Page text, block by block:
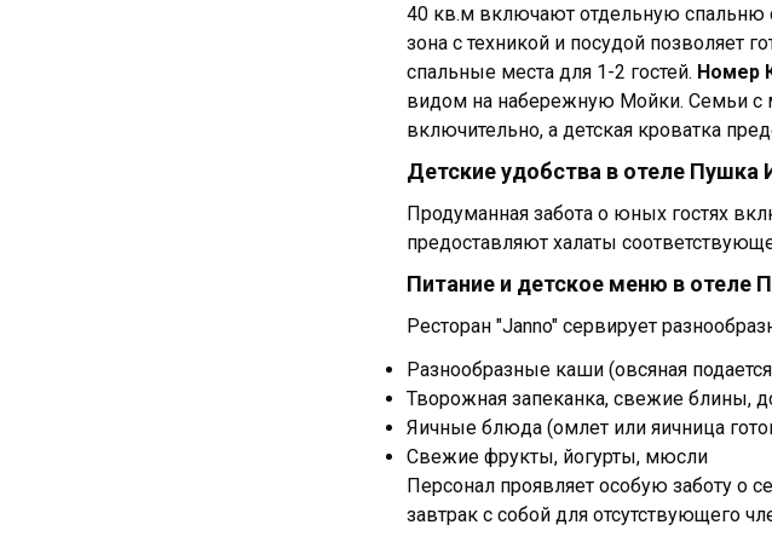
40 кв.м включают отдельную спальню
зона с техникой и посудой позволяет
спальные места для 1-2 гостей. Номер
видом на набережную Мойки. Семьи с
включительно, а детская кроватка
Детские удобства в отеле Пушка
Продуманная забота о юных гостях
предоставляют халаты
Питание и детское меню в отеле
Ресторан "Janno" сервирует
Разнообразные каши (овсяная
Творожная запеканка, свежие блины,
Яичные блюда (омлет или яичница
Свежие фрукты, йогурты, мюсли
Персонал проявляет особую заботу о
завтрак с собой для отсутствующего